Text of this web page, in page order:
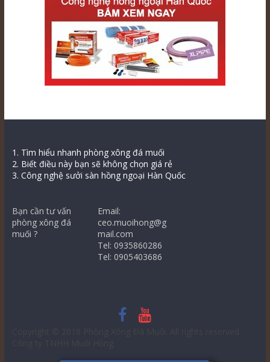
1. Tìm hiểu nhanh phòng xông đá muối
2. Biết điều này bạn sẽ không chọn giá rẻ
3. Công nghệ sưởi sàn hồng ngoại Hàn Quốc
Bạn cần tư vấn
phòng xông đá
muối ?
Email:
ceo.muoihong@g
mail.com
Tel: 0935860286
Tel: 0905403686